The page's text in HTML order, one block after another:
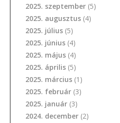
2025. szeptember (5)
2025. augusztus (4)
2025. július (5)
2025. június (4)
2025. május (4)
2025. április (5)
2025. március (1)
2025. február (3)
2025. január (3)
2024. december (2)